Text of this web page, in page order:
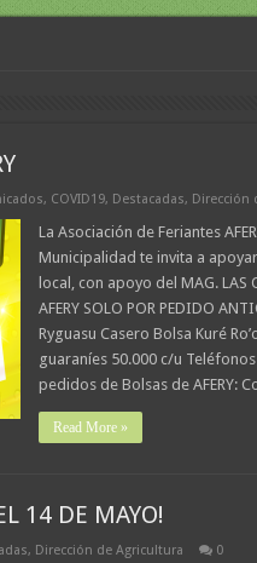
, COVID19, Destacadas, Dirección
La Asociación de Feriantes
Municipalidad te invita a
local, con apoyo del MAG. LAS
AFERY SOLO POR PEDIDO
Ryguasu Casero Bolsa Kuré
guaraníes 50.000 c/u
pedidos de Bolsas de AFERY:
Read More »
14 DE MAYO!
, Dirección de Agricultura 0